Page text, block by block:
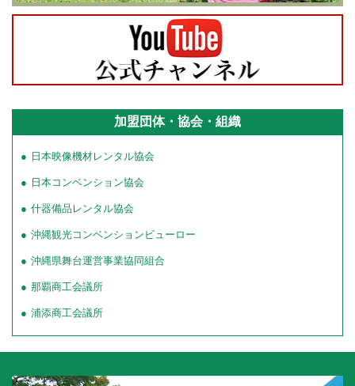
加盟団体・協会・組織
日本映像機材レンタル協会
日本コンベンション協会
什器備品レンタル協会
沖縄観光コンベンションビューロー
沖縄県舞台運営事業協同組合
那覇商工会議所
浦添商工会議所